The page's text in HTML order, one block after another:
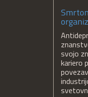
svojo
kariero